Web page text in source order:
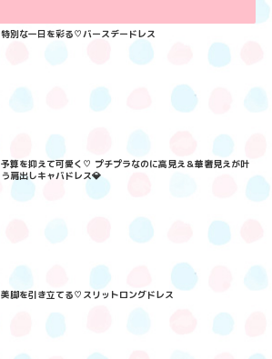
特別な一日を彩る♡バースデードレス
予算を抑えて可愛く♡ プチプラなのに高見え＆華奢見えが叶
う肩出しキャバドレス💎
美脚を引き立てる♡スリットロングドレス